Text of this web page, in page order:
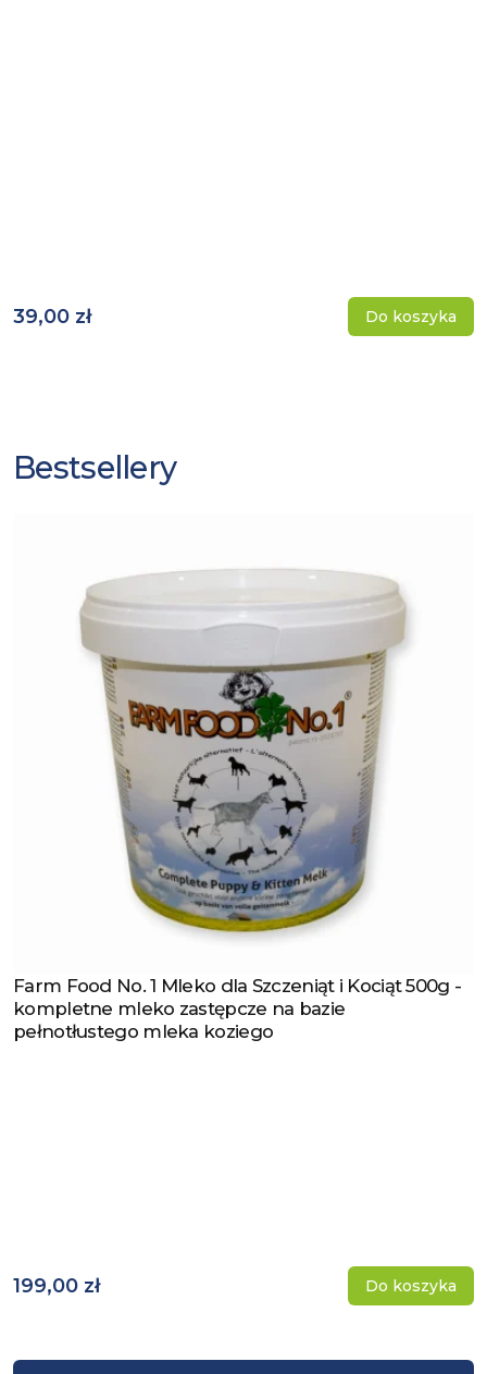
39,00 zł Do koszyka
Bestsellery
Zobacz produkt
Farm Food No. 1 Mleko dla Szczeniąt i Kociąt 500g -
kompletne mleko zastępcze na bazie
pełnotłustego mleka koziego
199,00 zł Do koszyka